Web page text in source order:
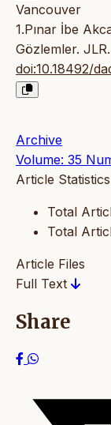
Vancouver
1.Pınar İbe
Gözlemler.
doi:10.18492/
Archive
Volume: 35
Article Statistics
Total
Total
Article Files
Full Text
Share